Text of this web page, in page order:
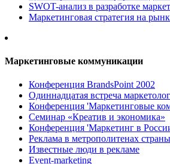
SWOT-анализ в разработке
Маркетинговая стратегия на
Маркетинговые коммуникации
Конференция BrandsPoint 2002
Одиннадцатая встреча
Конференция 'Маркетинговые
Семинар «Креатив и экономика»
Конференция 'Маркетинг в
Реклама в метрополитенах страны
Известные люди в рекламе
Event-marketing